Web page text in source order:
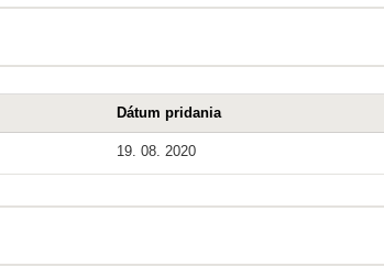
Dátum pridania
19. 08. 2020